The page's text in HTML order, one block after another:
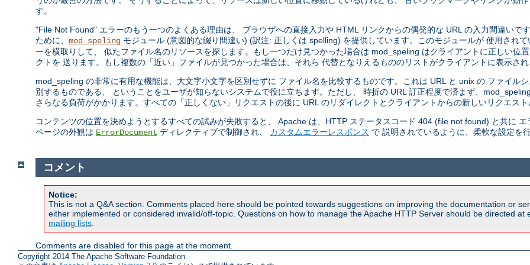
す。
"File Not Found" エラーのもう一つのよくある理由は、 ブラウザへの直接入力や HTML リンクからの偶発的な URL の入力間違いで
ために、 mod_speling モジュール (意図的な綴り間違い) (訳注: 正しくは spelling) を提供しています。このモジュールが 使用され
ーを横取りして、 似たファイル名のリソースを探します。もし一つだけ見つかった場合は mod_speling はクライアントに正しい位
クトを 送ります。もし複数の「近い」ファイルが見つかった場合は、それら 代替となりえるもののリストがクライアントに表示さ
mod_speling の非常に有用な機能は、大文字小文字を区別せずに ファイル名を比較するものです。これは URL と unix の ファイル
別するものである、 ということをユーザが知らないシステムで役に立ちます。ただし、 時折の URL 訂正程度で済まず、
さらなる負荷がかかります。すべての「正しくない」リクエストの後に URL のリダイレクトとクライアントからの新しいリクエス
コンテンツの位置を決めようとするすべての試みが失敗すると、 Apache は、HTTP ステータスコード 404 (file not found) と共に
ページの外観は ErrorDocument ディレクティブで制御され、 カスタムエラーレスポンス で 説明されているように、柔軟な設定を
コメント
Notice:
This is not a Q&A section. Comments placed here should be pointed towards suggestions on improving the documentation or
either implemented or considered invalid/off-topic. Questions on how to manage the Apache HTTP Server should be directed
mailing lists
Comments are disabled for this page at the moment.
Copyright 2014 The Apache Software Foundation.